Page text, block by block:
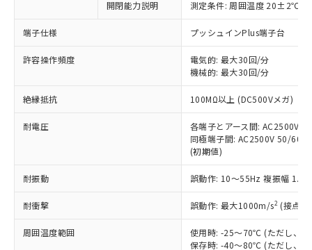
開閉能力説明 測定条件: 周囲温度 20±2℃、
端子仕様 プッシュインPlus端子台
許容操作頻度
電気的: 最大30回/分
機械的: 最大30回/分
絶縁抵抗 100MΩ以上 (DC500Vメガ)
耐電圧
各端子とアース間: AC2500V
同極端子間: AC2500V 50/
(初期値)
耐振動 誤動作: 10～55Hz 複振幅
耐衝撃 誤動作: 最大1000m/s2 (接点
周囲温度範囲
使用時: -25～70℃ (ただし、氷
保存時: -40～80℃ (ただし、氷
以下の条件をお読みいただき、同意のうえ
ご利用ください。
本サービスは、当社制御機器事業取扱
商品の当社在庫状況および標準価格
(税抜)を提供させていただくもので
当社制御機器事業取扱商品の中には、
本サービスの対象外となる商品もある
ことをご了承ください。
在庫状況および標準価格照会結果は、
記載している更新日時点での社内デー
タに基づき作成されるものであり、閲
覧された時点での実際の在庫および標
準価格とは異なる場合があることをご
対応予定なし：EU RoHS指令（10物質）の
非含有に非対応の商品で、対応品を出す予
定はありません。
非含有の対応状況を調査中または確認中の
非該当品：ライセンス料など無形物で、有
害物質有無と関係のない商品です。
仕入先様の事情により、非含有部品として
いたものが、含有品と判明した場合などや
むを得ず変更することがあります。
鉛(Pb) 1000ppm以下、 水銀(Hg) 1000ppm以下、 カド
(PBDE) 1000ppm以下、フタル酸ビス(2-エチルヘキシ
ル) (DEHP)(別名：DOP) 1000ppm以下、フタル酸ブチ
※1 中国RoHS○×表
「○」：最大均質材料含有率が中国RoHSの
基準値以下であることを示します。
「×」：最大均質材料含有率が中国RoHSの
基準値を超えていることを示します。
「－」：未確認です。当社販売部門へお問
*中国RoHS10物質の基準値 (GB/T26572)：
Pb(鉛) :1000ppm、 Hg(水銀) : 1000ppm、 Cd(カドミウ
Cr(Ⅵ)(六価クロム) : 1000ppm、 PBBs(ポリ臭化ビフェ
ニル類) : 1000ppm、 PBDEs(ポリ臭化ジフェニルエーテ
当社は、これら貴社製品のうち、外国
為替および外国貿易法に定める商品
（以下｢規制貨物等」という）を輸出
または国外への提供する場合は、日本
国政府の輸出許可(または役務取引許
当社は規制貨物を破棄する場合は、完
○ 一定数以上の在庫あり